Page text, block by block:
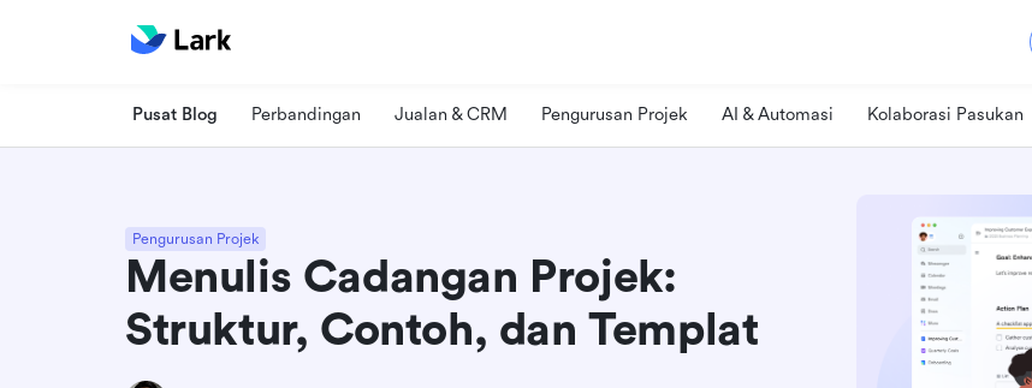
Pusat Blog Perbandingan Jualan & CRM Pengurusan Projek AI & Automasi Kolaborasi Pasukan
Pengurusan Projek
Menulis Cadangan Projek:
Struktur, Contoh, dan Templat